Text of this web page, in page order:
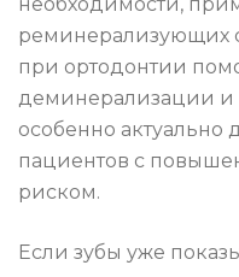
реминерализующих
при ортодонтии
деминерализации и
особенно актуально
пациентов с
риском.
Если зубы уже